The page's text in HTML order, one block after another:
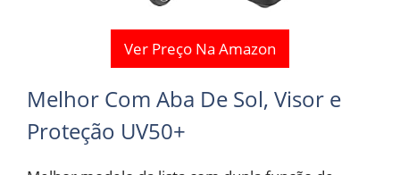
Ver Preço Na Amazon
Melhor Com Aba De Sol, Visor e
Proteção UV50+